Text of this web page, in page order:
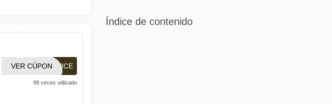
SERVICE
VER CÚPON
98 veces utilizado
Índice de contenido